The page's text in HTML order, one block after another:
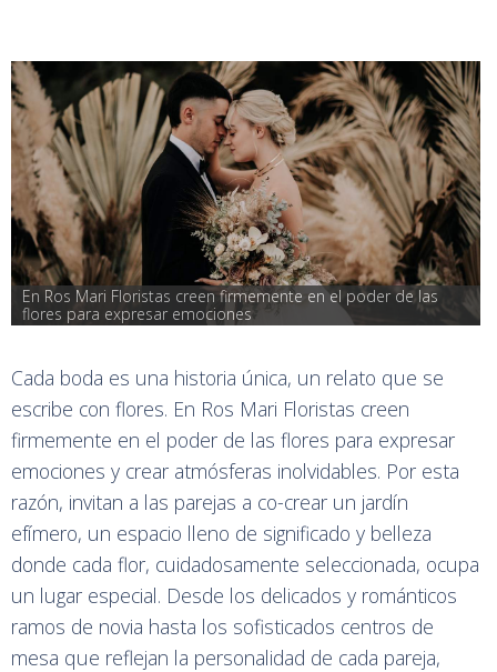
En Ros Mari Floristas creen firmemente en el poder de las
flores para expresar emociones
Cada boda es una historia única, un relato que se
escribe con flores. En Ros Mari Floristas creen
firmemente en el poder de las flores para expresar
emociones y crear atmósferas inolvidables. Por esta
razón, invitan a las parejas a co-crear un jardín
efímero, un espacio lleno de significado y belleza
donde cada flor, cuidadosamente seleccionada, ocupa
un lugar especial. Desde los delicados y románticos
ramos de novia hasta los sofisticados centros de
mesa que reflejan la personalidad de cada pareja,